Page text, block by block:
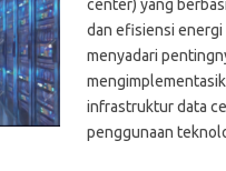
center) yang
dan efisiensi energi
menyadari
infrastruktur data
penggunaan